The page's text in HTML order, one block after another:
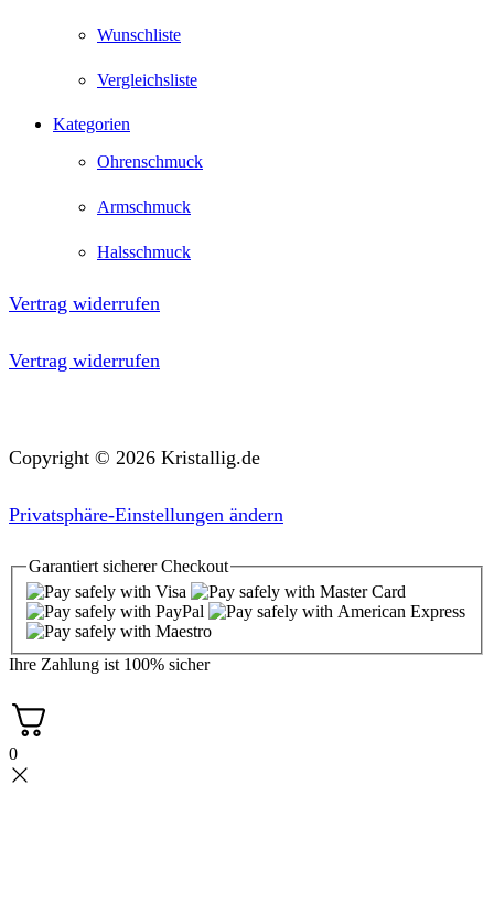
Wunschliste
Vergleichsliste
Kategorien
Ohrenschmuck
Armschmuck
Halsschmuck
Vertrag widerrufen
Vertrag widerrufen
Copyright © 2026 Kristallig.de
Privatsphäre-Einstellungen ändern
Garantiert sichererCheckout
Ihre Zahlung ist 100% sicher
0